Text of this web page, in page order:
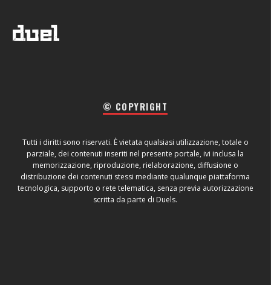
© COPYRIGHT
Tutti i diritti sono riservati. È vietata qualsiasi utilizzazione, totale o
parziale, dei contenuti inseriti nel presente portale, ivi inclusa la
memorizzazione, riproduzione, rielaborazione, diffusione o
distribuzione dei contenuti stessi mediante qualunque piattaforma
tecnologica, supporto o rete telematica, senza previa autorizzazione
scritta da parte di Duels.